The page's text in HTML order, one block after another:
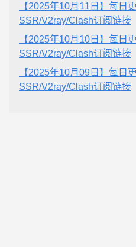
【2025年10月11日】每日
SSR/V2ray/Clash订阅链接
【2025年10月10日】每日
SSR/V2ray/Clash订阅链接
【2025年10月09日】每日
SSR/V2ray/Clash订阅链接